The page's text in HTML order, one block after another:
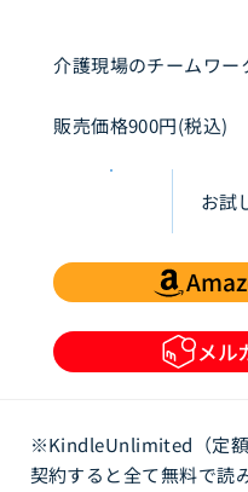
介護現場のチームワー
販売価格900円(税込)
お試
メル
※KindleUnlimited（定額
契約すると全て無料で読